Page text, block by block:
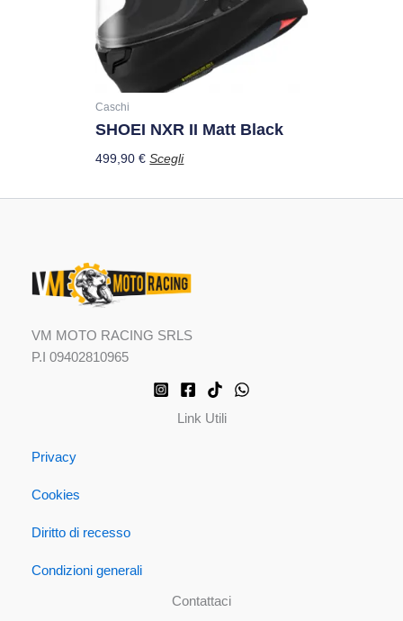
Caschi
SHOEI NXR II Matt Black
499,90€ Scegli
opzioni
essere
scelte
pagina
VM MOTO RACING SRLS
P.I 09402810965
Link Utili
Privacy
Cookies
Diritto di recesso
Condizioni generali
Contattaci